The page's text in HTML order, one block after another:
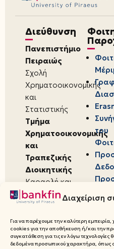
Διαχείριση
Για να παρέχουμε την καλύτερη
cookies για την αποθήκευση ή/και την
συγκατάθεση για τις εν λόγω τεχνολογίες
δεδομένα προσωπικού χαρακτήρα, όπως
Διεύθυνση
Πανεπιστήμιο
Πειραιώς
Σχολή
Χρηματοοικονομικής
και
Στατιστικής
Τμήμα
Χρηματοοικονομικής
και
Τραπεζικής
Διοικητικής
Καραολή και
Δημητρίου 80,
18534,
Πειραιάς
του